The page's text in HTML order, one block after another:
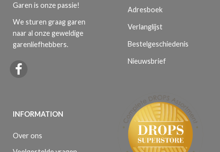
Garen is onze passie!
We sturen graag garen
naar al onze geweldige
garenliefhebbers.
INFORMATION
Over ons
Adresboek
Verlanglijst
Bestelgeschiedenis
Nieuwsbrief